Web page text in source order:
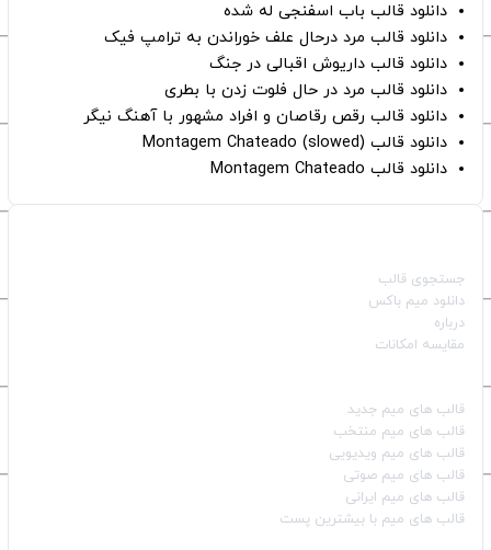
دانلود قالب باب اسفنجی له شده
دانلود قالب مرد درحال علف خوراندن به ترامپ فیک
دانلود قالب داریوش اقبالی در جنگ
دانلود قالب مرد در حال فلوت زدن با بطری
دانلود قالب رقص رقاصان و افراد مشهور با آهنگ نیگر
دانلود قالب Montagem Chateado (slowed)
دانلود قالب Montagem Chateado
جستجوی قالب
دانلود میم باکس
درباره
مقایسه امکانات
قالب‌ های میم جدید
قالب‌ های میم منتخب
قالب‌ های میم ویدیویی
قالب‌ های میم صوتی
قالب‌ های میم ایرانی
قالب‌ های میم با بیشترین پست